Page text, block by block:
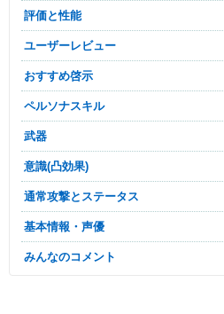
評価と性能
ユーザーレビュー
おすすめ啓示
ペルソナスキル
武器
意識(凸効果)
通常攻撃とステータス
基本情報・声優
みんなのコメント